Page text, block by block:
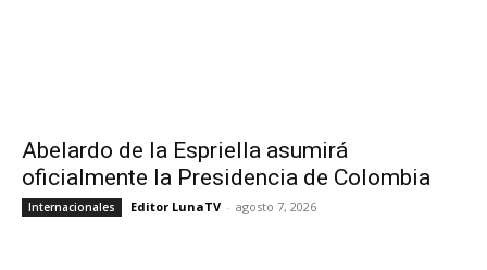
Abelardo de la Espriella asumirá
oficialmente la Presidencia de Colombia
Internacionales Editor LunaTV - agosto 7, 2026